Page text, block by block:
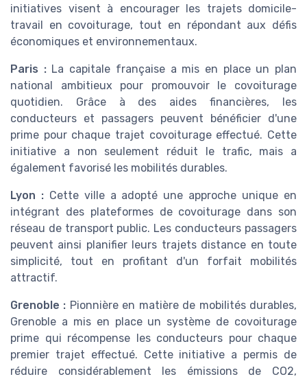
initiatives visent à encourager les trajets domicile-
travail en covoiturage, tout en répondant aux défis
économiques et environnementaux.
Paris :La capitale française a mis en place un plan
national ambitieux pour promouvoir le covoiturage
quotidien. Grâce à des aides financières, les
conducteurs et passagers peuvent bénéficier d'une
prime pour chaque trajet covoiturage effectué. Cette
initiative a non seulement réduit le trafic, mais a
également favorisé les mobilités durables.
Lyon :Cette ville a adopté une approche unique en
intégrant des plateformes de covoiturage dans son
réseau de transport public. Les conducteurs passagers
peuvent ainsi planifier leurs trajets distance en toute
simplicité, tout en profitant d'un forfait mobilités
attractif.
Grenoble : Pionnière en matière de mobilités durables,
Grenoble a mis en place un système de covoiturage
prime qui récompense les conducteurs pour chaque
premier trajet effectué. Cette initiative a permis de
réduire considérablement les émissions de CO2,